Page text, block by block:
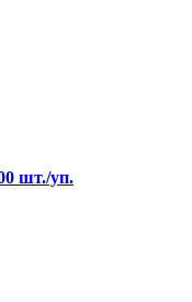
шт./уп.